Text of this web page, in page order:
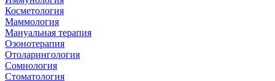
Косметология
Маммология
Мануальная терапия
Озонотерапия
Отоларингология
Сомнология
Стоматология